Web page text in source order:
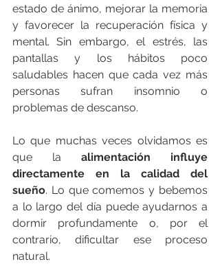
estado de ánimo, mejorar la memoria
y favorecer la recuperación física y
mental. Sin embargo, el estrés, las
pantallas y los hábitos poco
saludables hacen que cada vez más
personas sufran insomnio o
problemas de descanso.
Lo que muchas veces olvidamos es
que la alimentación influye
directamente en la calidad del
sueño. Lo que comemos y bebemos
a lo largo del día puede ayudarnos a
dormir profundamente o, por el
contrario, dificultar ese proceso
natural.